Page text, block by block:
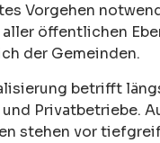
Vorgehen
öffentlichen
der Gemeinden.
betrifft
Privatbetriebe.
stehen vor